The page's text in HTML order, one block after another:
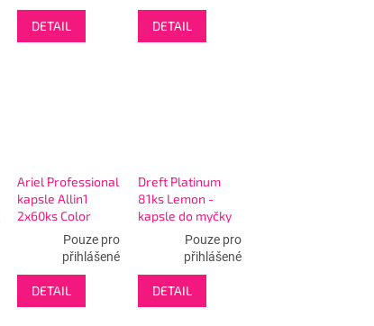
DETAIL DETAIL
Ariel Professional
kapsle Allin1
2x60ks Color
Pouze pro
přihlášené
DETAIL
Dreft Platinum
81ks Lemon -
kapsle do myčky
Pouze pro
přihlášené
DETAIL